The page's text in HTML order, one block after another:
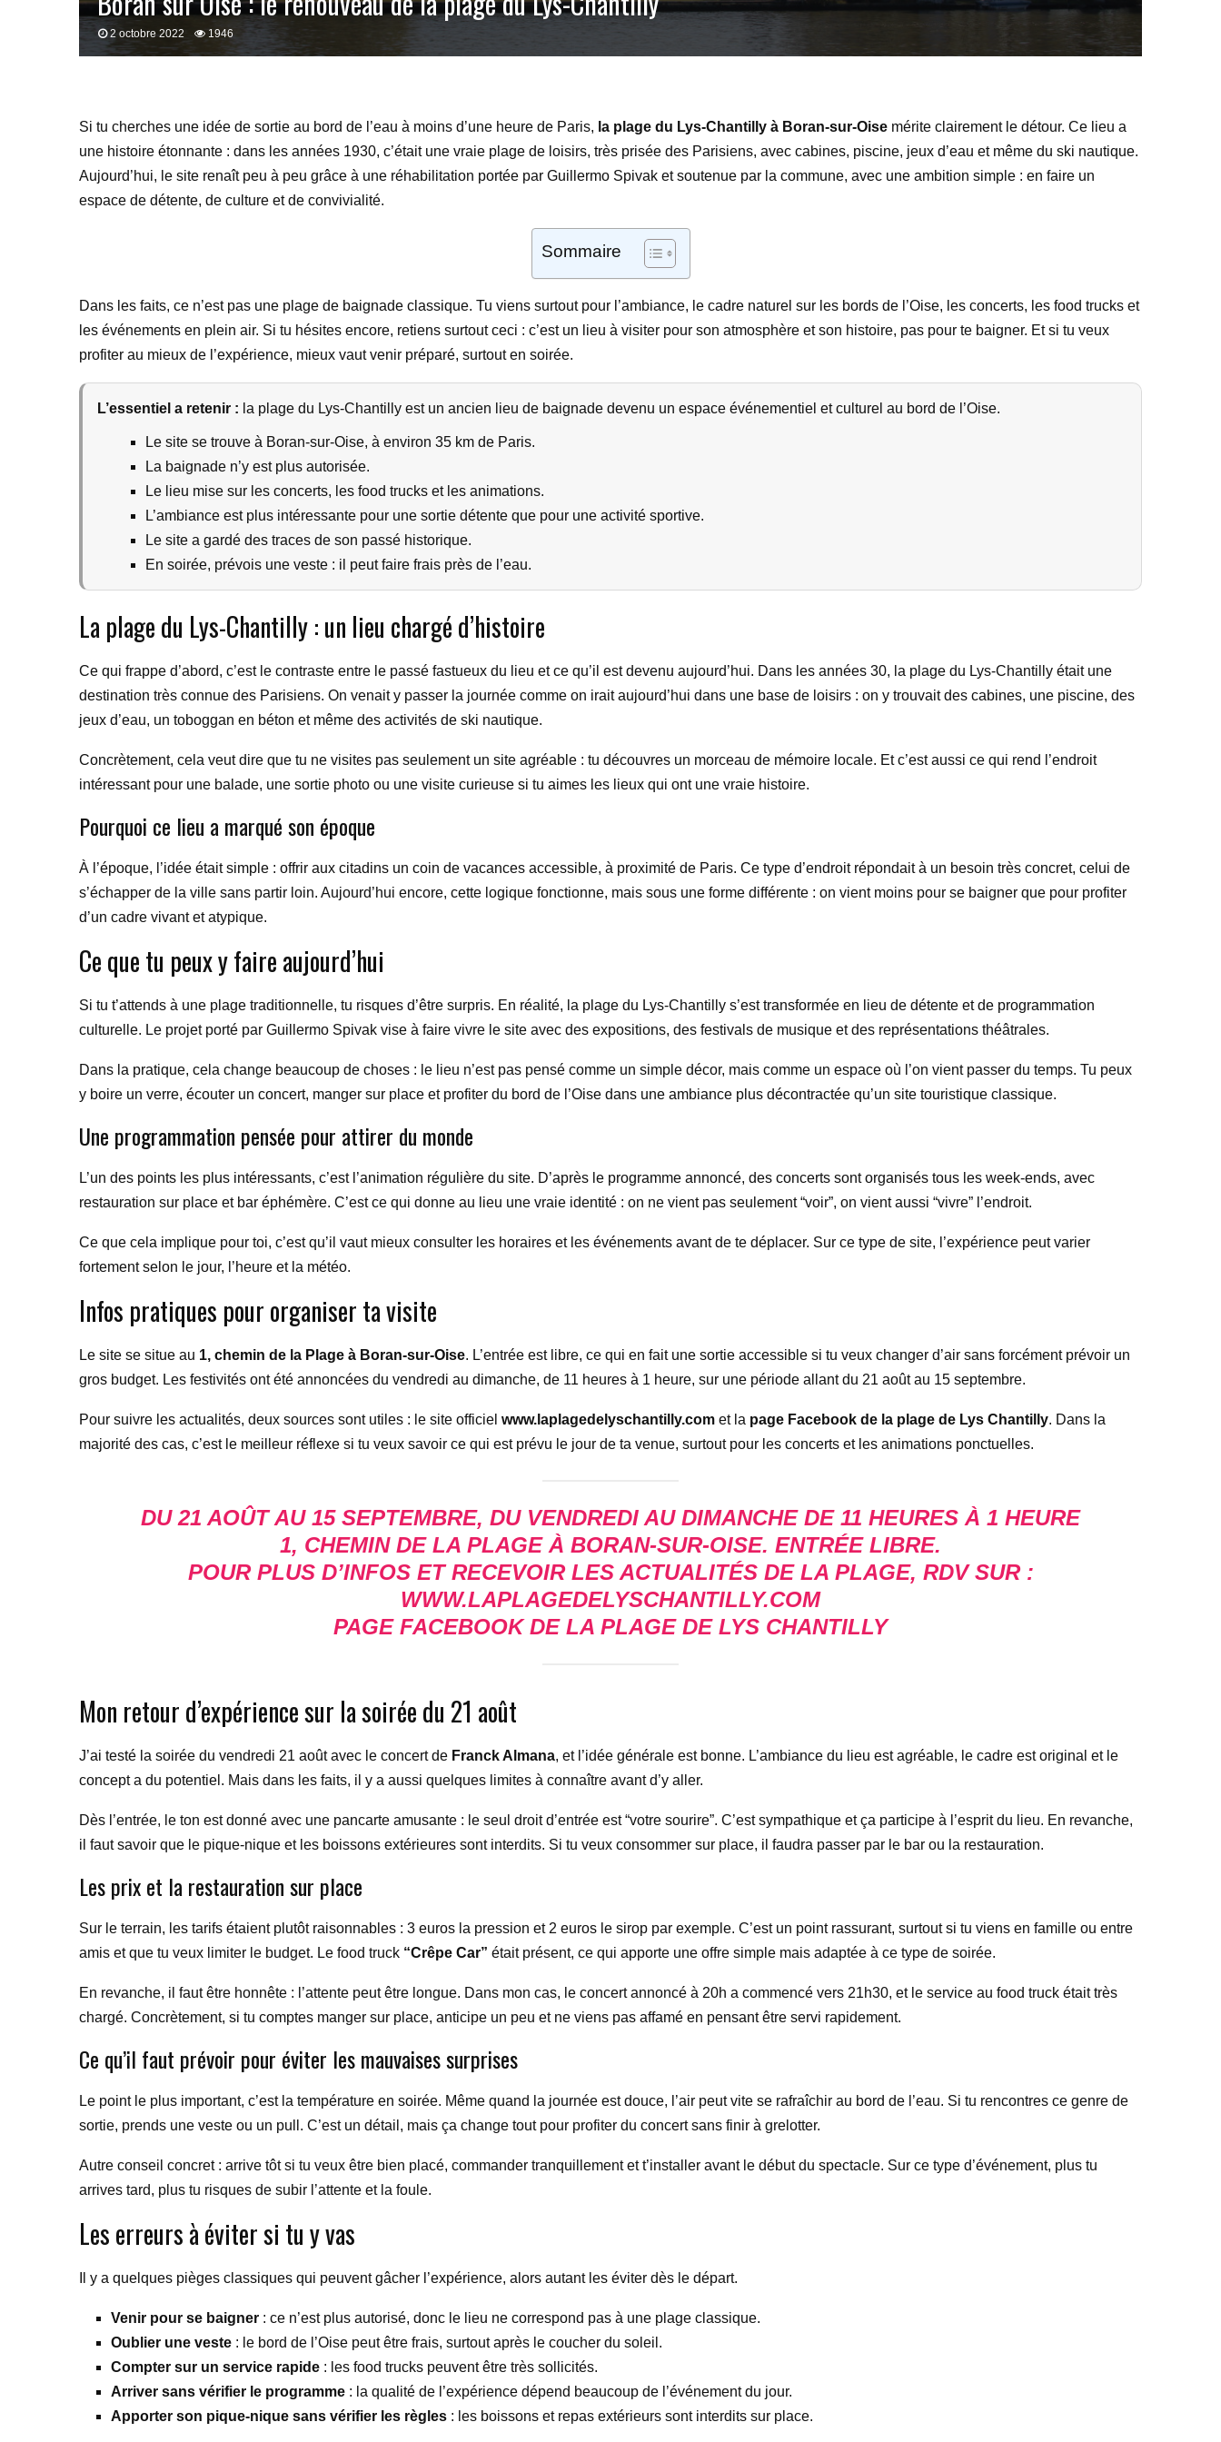
2 octobre 2022 1946
Si tu cherches une idée de sortie au bord de l’eau à moins d’une heure de Paris, la plage du Lys-Chantilly à Boran-sur-Oise mérite clairement le détour. Ce lieu a
une histoire étonnante : dans les années 1930, c’était une vraie plage de loisirs, très prisée des Parisiens, avec cabines, piscine, jeux d’eau et même du ski nautique.
Aujourd’hui, le site renaît peu à peu grâce à une réhabilitation portée par Guillermo Spivak et soutenue par la commune, avec une ambition simple : en faire un
espace de détente, de culture et de convivialité.
Sommaire
Dans les faits, ce n’est pas une plage de baignade classique. Tu viens surtout pour l’ambiance, le cadre naturel sur les bords de l’Oise, les concerts, les food trucks et
les événements en plein air. Si tu hésites encore, retiens surtout ceci : c’est un lieu à visiter pour son atmosphère et son histoire, pas pour te baigner. Et si tu veux
profiter au mieux de l’expérience, mieux vaut venir préparé, surtout en soirée.
L’essentiel a retenir : la plage du Lys-Chantilly est un ancien lieu de baignade devenu un espace événementiel et culturel au bord de l’Oise.
Le site se trouve à Boran-sur-Oise, à environ 35 km de Paris.
La baignade n’y est plus autorisée.
Le lieu mise sur les concerts, les food trucks et les animations.
L’ambiance est plus intéressante pour une sortie détente que pour une activité sportive.
Le site a gardé des traces de son passé historique.
En soirée, prévois une veste : il peut faire frais près de l’eau.
La plage du Lys-Chantilly : un lieu chargé d’histoire
Ce qui frappe d’abord, c’est le contraste entre le passé fastueux du lieu et ce qu’il est devenu aujourd’hui. Dans les années 30, la plage du Lys-Chantilly était une
destination très connue des Parisiens. On venait y passer la journée comme on irait aujourd’hui dans une base de loisirs : on y trouvait des cabines, une piscine, des
jeux d’eau, un toboggan en béton et même des activités de ski nautique.
Concrètement, cela veut dire que tu ne visites pas seulement un site agréable : tu découvres un morceau de mémoire locale. Et c’est aussi ce qui rend l’endroit
intéressant pour une balade, une sortie photo ou une visite curieuse si tu aimes les lieux qui ont une vraie histoire.
Pourquoi ce lieu a marqué son époque
À l’époque, l’idée était simple : offrir aux citadins un coin de vacances accessible, à proximité de Paris. Ce type d’endroit répondait à un besoin très concret, celui de
s’échapper de la ville sans partir loin. Aujourd’hui encore, cette logique fonctionne, mais sous une forme différente : on vient moins pour se baigner que pour profiter
d’un cadre vivant et atypique.
Ce que tu peux y faire aujourd’hui
Si tu t’attends à une plage traditionnelle, tu risques d’être surpris. En réalité, la plage du Lys-Chantilly s’est transformée en lieu de détente et de programmation
culturelle. Le projet porté par Guillermo Spivak vise à faire vivre le site avec des expositions, des festivals de musique et des représentations théâtrales.
Dans la pratique, cela change beaucoup de choses : le lieu n’est pas pensé comme un simple décor, mais comme un espace où l’on vient passer du temps. Tu peux
y boire un verre, écouter un concert, manger sur place et profiter du bord de l’Oise dans une ambiance plus décontractée qu’un site touristique classique.
Une programmation pensée pour attirer du monde
L’un des points les plus intéressants, c’est l’animation régulière du site. D’après le programme annoncé, des concerts sont organisés tous les week-ends, avec
restauration sur place et bar éphémère. C’est ce qui donne au lieu une vraie identité : on ne vient pas seulement “voir”, on vient aussi “vivre” l’endroit.
Ce que cela implique pour toi, c’est qu’il vaut mieux consulter les horaires et les événements avant de te déplacer. Sur ce type de site, l’expérience peut varier
fortement selon le jour, l’heure et la météo.
Infos pratiques pour organiser ta visite
Le site se situe au 1, chemin de la Plage à Boran-sur-Oise. L’entrée est libre, ce qui en fait une sortie accessible si tu veux changer d’air sans forcément prévoir un
gros budget. Les festivités ont été annoncées du vendredi au dimanche, de 11 heures à 1 heure, sur une période allant du 21 août au 15 septembre.
Pour suivre les actualités, deux sources sont utiles : le site officiel www.laplagedelyschantilly.com et la page Facebook de la plage de Lys Chantilly. Dans la
majorité des cas, c’est le meilleur réflexe si tu veux savoir ce qui est prévu le jour de ta venue, surtout pour les concerts et les animations ponctuelles.
DU 21 AOÛT AU 15 SEPTEMBRE, DU VENDREDI AU DIMANCHE DE 11 HEURES À 1 HEURE
1, CHEMIN DE LA PLAGE À BORAN-SUR-OISE. ENTRÉE LIBRE.
POUR PLUS D’INFOS ET RECEVOIR LES ACTUALITÉS DE LA PLAGE, RDV SUR :
WWW.LAPLAGEDELYSCHANTILLY.COM
PAGE FACEBOOK DE LA PLAGE DE LYS CHANTILLY
Mon retour d’expérience sur la soirée du 21 août
J’ai testé la soirée du vendredi 21 août avec le concert de Franck Almana, et l’idée générale est bonne. L’ambiance du lieu est agréable, le cadre est original et le
concept a du potentiel. Mais dans les faits, il y a aussi quelques limites à connaître avant d’y aller.
Dès l’entrée, le ton est donné avec une pancarte amusante : le seul droit d’entrée est “votre sourire”. C’est sympathique et ça participe à l’esprit du lieu. En revanche,
il faut savoir que le pique-nique et les boissons extérieures sont interdits. Si tu veux consommer sur place, il faudra passer par le bar ou la restauration.
Les prix et la restauration sur place
Sur le terrain, les tarifs étaient plutôt raisonnables : 3 euros la pression et 2 euros le sirop par exemple. C’est un point rassurant, surtout si tu viens en famille ou entre
amis et que tu veux limiter le budget. Le food truck “Crêpe Car” était présent, ce qui apporte une offre simple mais adaptée à ce type de soirée.
En revanche, il faut être honnête : l’attente peut être longue. Dans mon cas, le concert annoncé à 20h a commencé vers 21h30, et le service au food truck était très
chargé. Concrètement, si tu comptes manger sur place, anticipe un peu et ne viens pas affamé en pensant être servi rapidement.
Ce qu’il faut prévoir pour éviter les mauvaises surprises
Le point le plus important, c’est la température en soirée. Même quand la journée est douce, l’air peut vite se rafraîchir au bord de l’eau. Si tu rencontres ce genre de
sortie, prends une veste ou un pull. C’est un détail, mais ça change tout pour profiter du concert sans finir à grelotter.
Autre conseil concret : arrive tôt si tu veux être bien placé, commander tranquillement et t’installer avant le début du spectacle. Sur ce type d’événement, plus tu
arrives tard, plus tu risques de subir l’attente et la foule.
Les erreurs à éviter si tu y vas
Il y a quelques pièges classiques qui peuvent gâcher l’expérience, alors autant les éviter dès le départ.
Venir pour se baigner : ce n’est plus autorisé, donc le lieu ne correspond pas à une plage classique.
Oublier une veste : le bord de l’Oise peut être frais, surtout après le coucher du soleil.
Compter sur un service rapide : les food trucks peuvent être très sollicités.
Arriver sans vérifier le programme : la qualité de l’expérience dépend beaucoup de l’événement du jour.
Apporter son pique-nique sans vérifier les règles : les boissons et repas extérieurs sont interdits sur place.